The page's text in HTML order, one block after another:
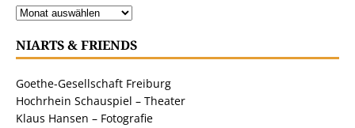
NIARTS & FRIENDS
Goethe-Gesellschaft Freiburg
Hochrhein Schauspiel – Theater
Klaus Hansen – Fotografie